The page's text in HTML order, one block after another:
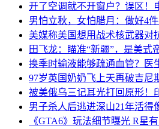
开了空调就不开窗户？误区！
男怕立秋，女怕腊月：做好4
美媒称美国想用战术核武器对
田飞龙：瞄准“新疆”，是美式
换季时输液能够疏通血管？医
97岁英国奶奶飞上天再破吉尼
被美俄乌三记耳光打回原形！
男子杀人后逃进深山21年活
《GTA6》玩法细节曝光 R星